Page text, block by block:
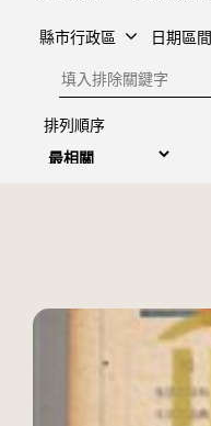
縣市行政區 日期區間
排除關鍵字
排列順序